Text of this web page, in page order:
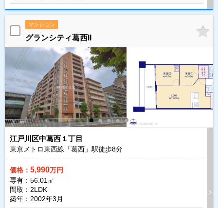
マンション
グランシティ葛西II
江戸川区中葛西１丁目
東京メトロ東西線「葛西」駅徒歩8分
価格： 5,990万円
専有：56.01㎡
間取：2LDK
築年：2002年3月